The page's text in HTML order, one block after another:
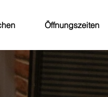
Öffnungszeiten